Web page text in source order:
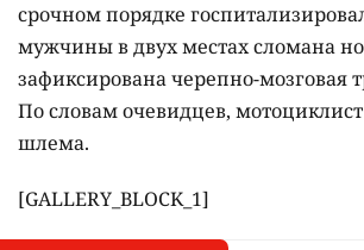
срочном порядке
мужчины в двух местах сломана
зафиксирована черепно-мозговая
По словам очевидцев, мотоциклист
шлема.
[GALLERY_BLOCK_1]